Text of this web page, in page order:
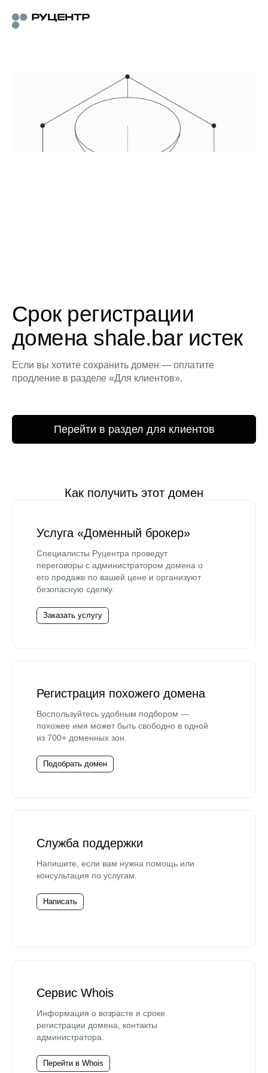
Срок регистрации
домена shale.bar истек
Если вы хотите сохранить домен — оплатите
продление в разделе «Для клиентов».
Перейти в раздел для клиентов
Как получить этот домен
Услуга «Доменный брокер»
Специалисты Руцентра проведут
переговоры с администратором домена о
его продаже по вашей цене и организуют
безопасную сделку.
Заказать услугу
Регистрация похожего домена
Воспользуйтесь удобным подбором —
похожее имя может быть свободно в одной
из 700+ доменных зон.
Подобрать домен
Служба поддержки
Напишите, если вам нужна помощь или
консультация по услугам.
Написать
Сервис Whois
Информация о возрасте и сроке
регистрации домена, контакты
администратора.
Перейти в Whois